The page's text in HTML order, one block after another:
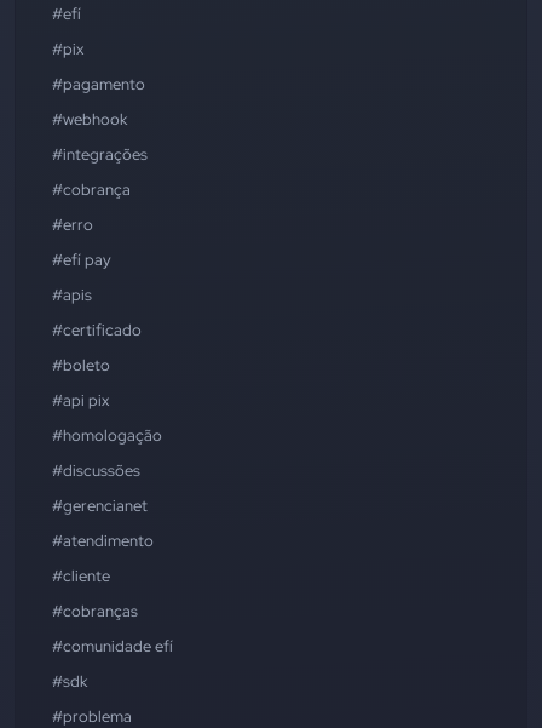
#efí
#pix
#pagamento
#webhook
#integrações
#cobrança
#erro
#efí pay
#apis
#certificado
#boleto
#api pix
#homologação
#discussões
#gerencianet
#atendimento
#cliente
#cobranças
#comunidade efí
#sdk
#problema